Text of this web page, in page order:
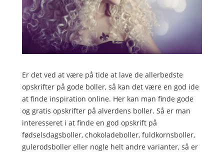
Er det ved at være på tide at lave de allerbedste
opskrifter på gode boller, så kan det være en god ide
at finde inspiration online. Her kan man finde gode
og gratis opskrifter på alverdens boller. Så er man
interesseret i at finde en god opskrift på
fødselsdagsboller, chokoladeboller, fuldkornsboller,
gulerodsboller eller nogle helt andre varianter, så er